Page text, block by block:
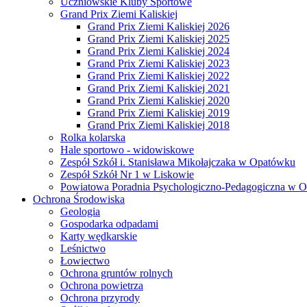
Grand Prix Ziemi Kaliskiej
Grand Prix Ziemi Kaliskiej 2026
Grand Prix Ziemi Kaliskiej 2025
Grand Prix Ziemi Kaliskiej 2024
Grand Prix Ziemi Kaliskiej 2023
Grand Prix Ziemi Kaliskiej 2022
Grand Prix Ziemi Kaliskiej 2021
Grand Prix Ziemi Kaliskiej 2020
Grand Prix Ziemi Kaliskiej 2019
Grand Prix Ziemi Kaliskiej 2018
Rolka kolarska
Hale sportowo - widowiskowe
Zespół Szkół i. Stanisława Mikołajczaka w Opatówku
Zespół Szkół Nr 1 w Liskowie
Powiatowa Poradnia Psychologiczno-Pedagogiczna w
Ochrona Środowiska
Geologia
Gospodarka odpadami
Karty wędkarskie
Leśnictwo
Łowiectwo
Ochrona gruntów rolnych
Ochrona powietrza
Ochrona przyrody